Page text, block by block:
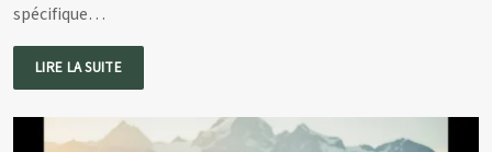
spécifique…
LIRE LA SUITE